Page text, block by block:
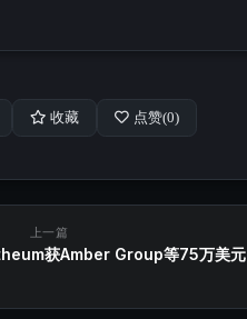
收藏 点赞(0)
上一篇
获Amber Group等75万美元